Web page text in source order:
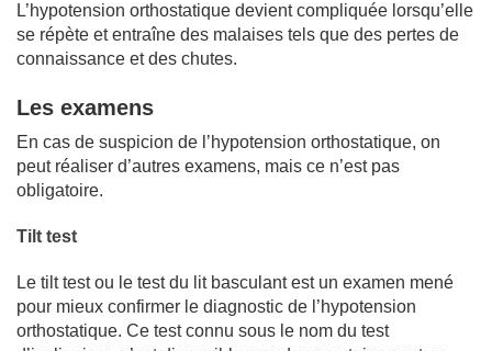
L’hypotension orthostatique devient compliquée lorsqu’elle
se répète et entraîne des malaises tels que des pertes de
connaissance et des chutes.
Les examens
En cas de suspicion de l’hypotension orthostatique, on
peut réaliser d’autres examens, mais ce n’est pas
obligatoire.
Tilt test
Le tilt test ou le test du lit basculant est un examen mené
pour mieux confirmer le diagnostic de l’hypotension
orthostatique. Ce test connu sous le nom du test